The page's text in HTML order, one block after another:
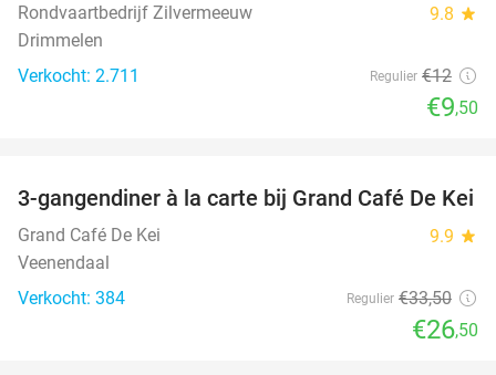
Rondvaartbedrijf Zilvermeeuw 9.8 star
Drimmelen
Verkocht: 2.711
Regulier €12
€9,50
21%
3-gangendiner à la carte bij Grand Café De Kei
Grand Café De Kei 9.9 star
Veenendaal
Verkocht: 384
Regulier €33,50
€26,50